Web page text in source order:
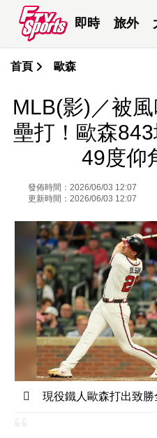
即時 旅外
首頁 歐森
MLB(影)／被
壘打！歐森
49度仰
發佈時間：2026/06/03 12:07
更新時間：2026/06/03 12:07
現役鐵人歐森打出致勝